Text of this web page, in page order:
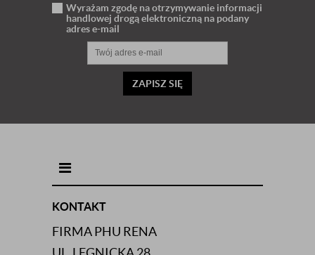
Wyrażam zgodę na otrzymywanie informacji
handlowej drogą elektroniczną na podany
adres e-mail
ZAPISZ SIĘ
KONTAKT
FIRMA PHU RENA